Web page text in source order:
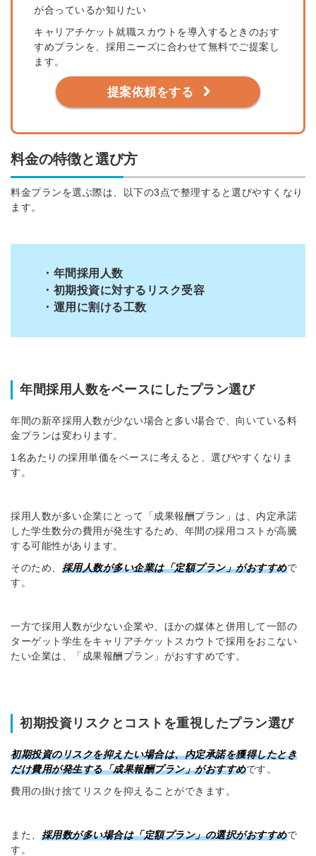
が合っているか知りたい
キャリアチケット就職スカウトを導入するときのおす
すめプランを、採用ニーズに合わせて無料でご提案し
ます。
提案依頼をする
料金の特徴と選び方
料金プランを選ぶ際は、以下の3点で整理すると選びやすくなり
ます。
・年間採用人数
・初期投資に対するリスク受容
・運用に割ける工数
年間採用人数をベースにしたプラン選び
年間の新卒採用人数が少ない場合と多い場合で、向いている料
金プランは変わります。
1名あたりの採用単価をベースに考えると、選びやすくなりま
す。
採用人数が多い企業にとって「成果報酬プラン」は、内定承諾
した学生数分の費用が発生するため、年間の採用コストが高騰
する可能性があります。
そのため、 採用人数が多い企業は「定額プラン」がおすすめで
す。
一方で採用人数が少ない企業や、ほかの媒体と併用して一部の
ターゲット学生をキャリアチケットスカウトで採用をおこない
たい企業は、「成果報酬プラン」がおすすめです。
初期投資リスクとコストを重視したプラン選び
初期投資のリスクを抑えたい場合は、内定承諾を獲得したとき
だけ費用が発生する「成果報酬プラン」がおすすめです。
費用の掛け捨てリスクを抑えることができます。
また、 採用数が多い場合は「定額プラン」の選択がおすすめで
す。